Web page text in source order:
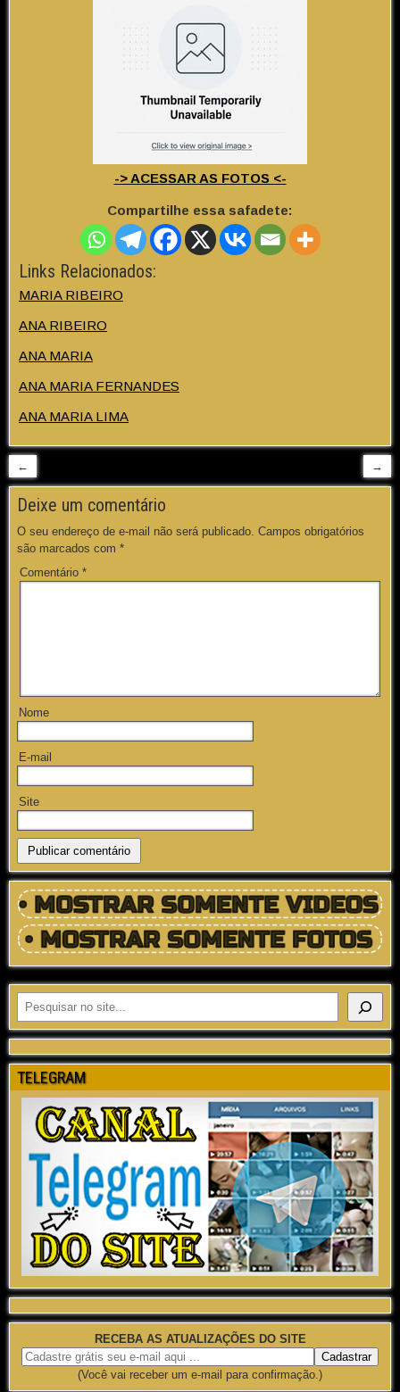
-> ACESSAR AS FOTOS <-
Compartilhe essa safadete:
Links Relacionados:
MARIA RIBEIRO
ANA RIBEIRO
ANA MARIA
ANA MARIA FERNANDES
ANA MARIA LIMA
← →
Deixe um comentário
O seu endereço de e-mail não será publicado. Campos obrigatórios
são marcados com *
Comentário *
Nome
E-mail
Site
TELEGRAM
RECEBA AS ATUALIZAÇÕES DO SITE
(Você vai receber um e-mail para confirmação.)